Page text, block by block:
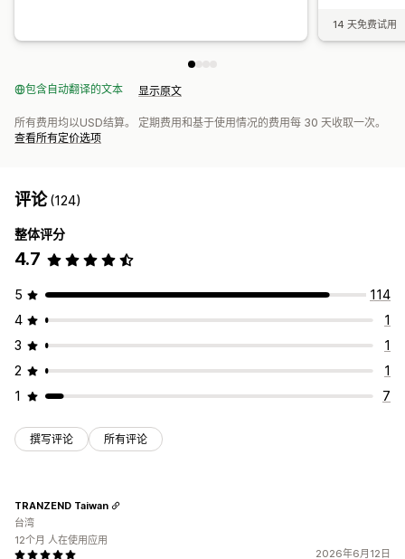
14 天免费试用
包含自动翻译的文本 显示原文
所有费用均以USD结算。 定期费用和基于使用情况的费用每 30 天收取一次。
查看所有定价选项
评论(124)
整体评分
4.7
5
114
4
1
3
1
2
1
1
7
撰写评论 所有评论
2026年6月12日
TRANZEND Taiwan
台湾
12个月 人在使用应用